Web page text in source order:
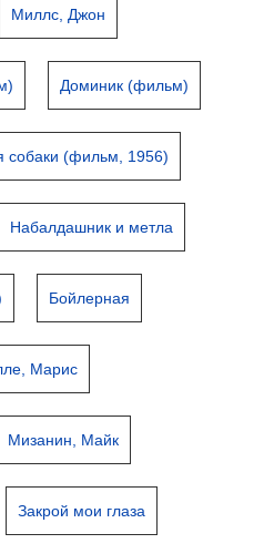
Миллс, Джон
Доминик (фильм)
собаки (фильм, 1956)
Набалдашник и метла
Бойлерная
Марис
Мизанин, Майк
Закрой мои глаза